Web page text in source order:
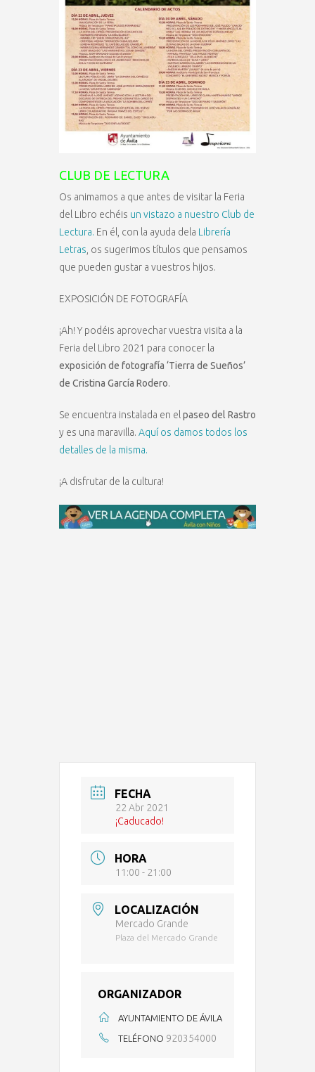
CLUB DE LECTURA
Os animamos a que antes de visitar la Feria
del Libro echéis un vistazo a nuestro Club de
Lectura. En él, con la ayuda dela Librería
Letras , os sugerimos títulos que pensamos
que pueden gustar a vuestros hijos.
EXPOSICIÓN DE FOTOGRAFÍA
¡Ah! Y podéis aprovechar vuestra visita a la
Feria del Libro 2021 para conocer la
exposición de fotografía ‘Tierra de Sueños’
de Cristina García Rodero.
Se encuentra instalada en el paseo del Rastro
y es una maravilla. Aquí os damos todos los
detalles de la misma.
¡A disfrutar de la cultura!
FECHA
22 Abr 2021
¡Caducado!
HORA
11:00 - 21:00
LOCALIZACIÓN
Mercado Grande
Plaza del Mercado Grande
ORGANIZADOR
AYUNTAMIENTO DE ÁVILA
TELÉFONO 920354000